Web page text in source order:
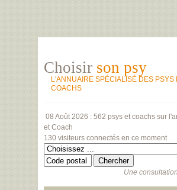
Choisir son psy
L'ANNUAIRE SPÉCIALISÉ DES PSYS
COACHS
08 Août 2026 : 562 psys et coachs sur
et Coach
130 visiteurs connectés en ce moment
Une